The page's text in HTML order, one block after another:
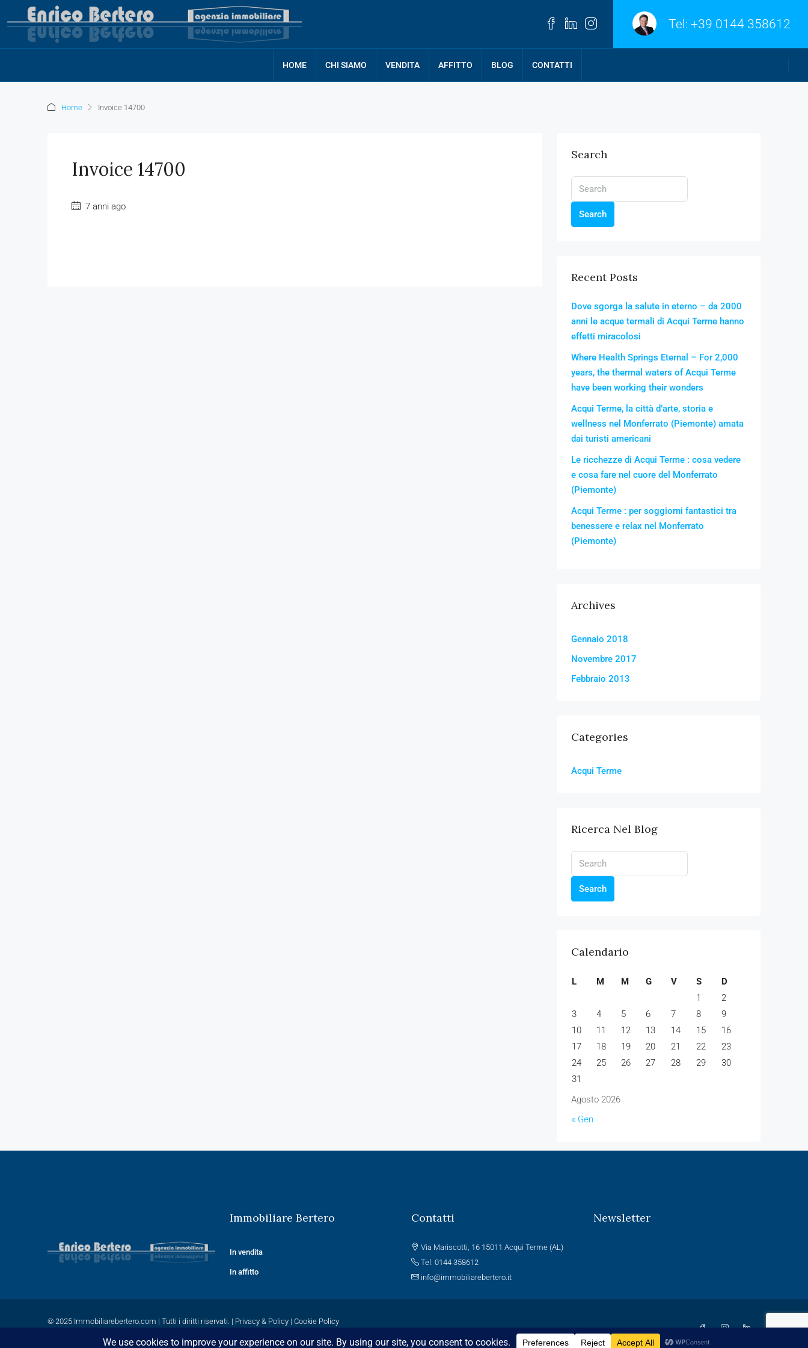
Tel: +39 0144 358612
HOME CHI SIAMO VENDITA AFFITTO BLOG CONTATTI
Home Invoice 14700
Invoice 14700
7 anni ago
Search
Search
Recent Posts
Dove sgorga la salute in eterno – da 2000
anni le acque termali di Acqui Terme hanno
effetti miracolosi
Where Health Springs Eternal – For 2,000
years, the thermal waters of Acqui Terme
have been working their wonders
Acqui Terme, la città d’arte, storia e
wellness nel Monferrato (Piemonte) amata
dai turisti americani
Le ricchezze di Acqui Terme : cosa vedere
e cosa fare nel cuore del Monferrato
(Piemonte)
Acqui Terme : per soggiorni fantastici tra
benessere e relax nel Monferrato
(Piemonte)
Archives
Gennaio 2018
Novembre 2017
Febbraio 2013
Categories
Acqui Terme
Ricerca Nel Blog
Search
Calendario
Agosto 2026
L M M G V S
D
1
2
3
4 5 6 7 8
9
10
11 12 13 14 15
16
17
18 19 20 21 22
23
24
25 26 27 28 29
30
31
« Gen
Immobiliare Bertero
In vendita
In affitto
Contatti
Via Mariscotti, 16 15011 Acqui Terme (AL)
Tel: 0144 358612
info@immobiliarebertero.it
Newsletter
© 2025 Immobiliarebertero.com | Tutti i diritti riservati. | Privacy & Policy | Cookie Policy